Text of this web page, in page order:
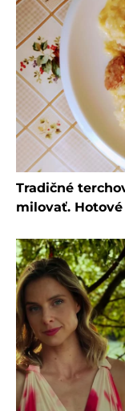
Tradičné
milovať.